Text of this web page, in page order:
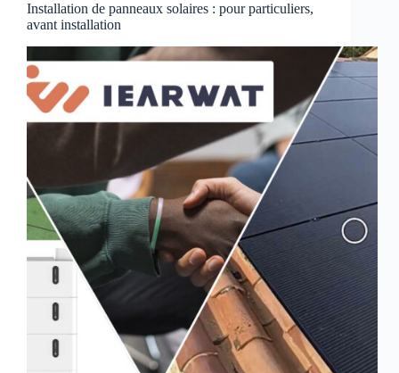
Installation de panneaux solaires : pour particuliers,
avant installation